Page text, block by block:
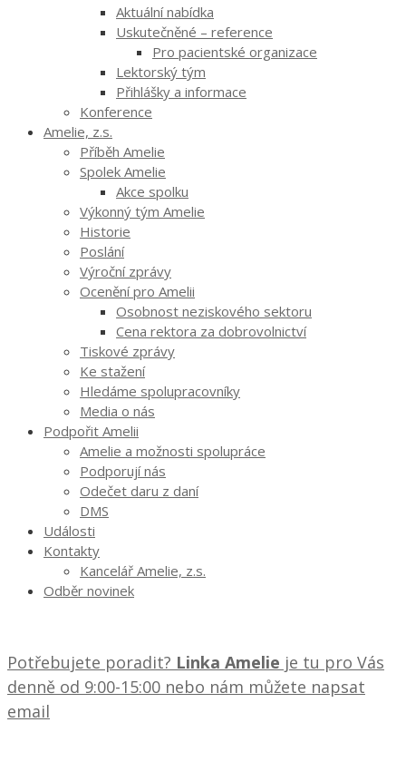
Aktuální nabídka
Uskutečněné – reference
Pro pacientské organizace
Lektorský tým
Přihlášky a informace
Konference
Amelie, z.s.
Příběh Amelie
Spolek Amelie
Akce spolku
Výkonný tým Amelie
Historie
Poslání
Výroční zprávy
Ocenění pro Amelii
Osobnost neziskového sektoru
Cena rektora za dobrovolnictví
Tiskové zprávy
Ke stažení
Hledáme spolupracovníky
Media o nás
Podpořit Amelii
Amelie a možnosti spolupráce
Podporují nás
Odečet daru z daní
DMS
Události
Kontakty
Kancelář Amelie, z.s.
Odběr novinek
Potřebujete poradit? Linka Amelie je tu pro Vás
denně od 9:00-15:00 nebo nám můžete napsat
email